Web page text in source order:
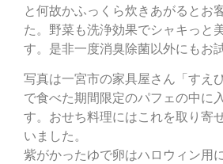
と何故かふっくら炊きあがるとお
た。野菜も洗浄効果でシャキっと
す。是非一度消臭除菌以外にもお
写真は一宮市の家具屋さん「すえ
で食べた期間限定のパフェの中に
す。おせち料理にはこれを取り寄
いました。
紫がかったゆで卵はハロウィン用